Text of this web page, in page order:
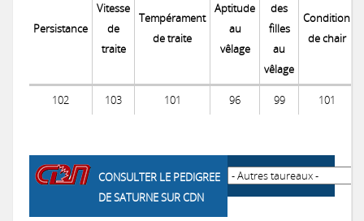
Persistance
Vitesse
de
traite
Tempérament
de traite
Aptitude
au
vêlage
des
filles
au
vêlage
Condition
de chair
102 103 101 96 99 101
CONSULTER LE PEDIGREE
DE SATURNE SUR CDN